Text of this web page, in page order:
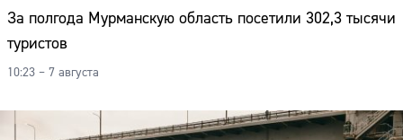
За полгода Мурманскую область посетили 302,3 тысячи
туристов
10:23 – 7 августа